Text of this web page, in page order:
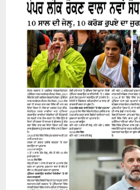
31 July